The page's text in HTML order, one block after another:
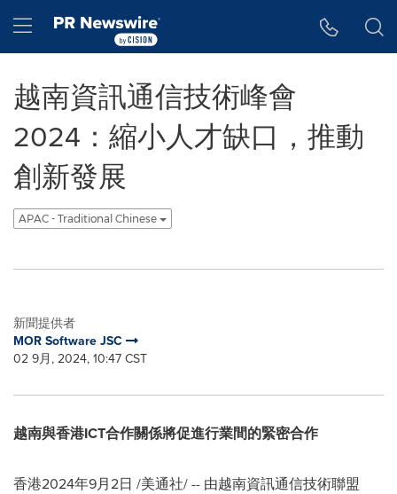
Hamburger menu
越南資訊通信技術峰會
2024：縮小人才缺口，推動
創新發展
APAC - Traditional Chinese
新聞提供者
MOR Software JSC
02 9月, 2024, 10:47 CST
越南與香港ICT合作關係將促進行業間的緊密合作
香港2024年9月2日 /美通社/ -- 由越南資訊通信技術聯盟